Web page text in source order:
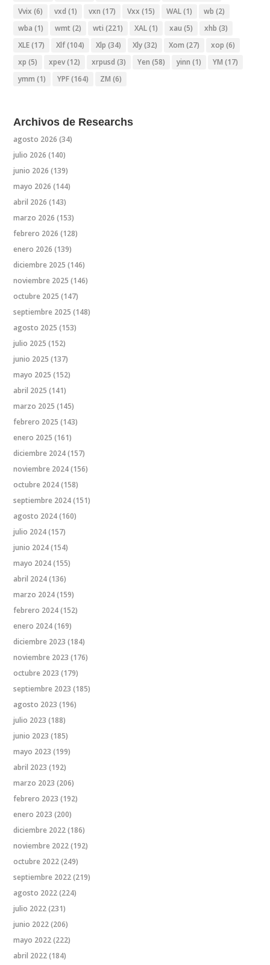
Vvix (6) vxd (1) vxn (17) Vxx (15) WAL(1) wb (2)
wba (1) wmt (2) wti (221) XAL(1) xau (5) xhb (3)
XLE(17) Xlf(104) Xlp (34) Xly(32) Xom (27) xop (6)
xp (5) xpev(12) xrpusd (3) Yen (58) yinn (1) YM (17)
ymm (1) YPF(164) ZM (6)
Archivos de Researchs
agosto 2026 (34)
julio 2026 (140)
junio 2026 (139)
mayo 2026 (144)
abril 2026 (143)
marzo 2026 (153)
febrero 2026 (128)
enero 2026 (139)
diciembre 2025 (146)
noviembre 2025 (146)
octubre 2025 (147)
septiembre 2025 (148)
agosto 2025 (153)
julio 2025 (152)
junio 2025 (137)
mayo 2025 (152)
abril 2025 (141)
marzo 2025 (145)
febrero 2025 (143)
enero 2025 (161)
diciembre 2024(157)
noviembre 2024(156)
octubre 2024(158)
septiembre 2024(151)
agosto 2024(160)
julio 2024(157)
junio 2024(154)
mayo 2024(155)
abril 2024(136)
marzo 2024(159)
febrero 2024(152)
enero 2024(169)
diciembre 2023 (184)
noviembre 2023 (176)
octubre 2023 (179)
septiembre 2023 (185)
agosto 2023 (196)
julio 2023 (188)
junio 2023 (185)
mayo 2023 (199)
abril 2023 (192)
marzo 2023 (206)
febrero 2023 (192)
enero 2023 (200)
diciembre 2022(186)
noviembre 2022(192)
octubre 2022(249)
septiembre 2022(219)
agosto 2022(224)
julio 2022(231)
junio 2022(206)
mayo 2022(222)
abril 2022(184)